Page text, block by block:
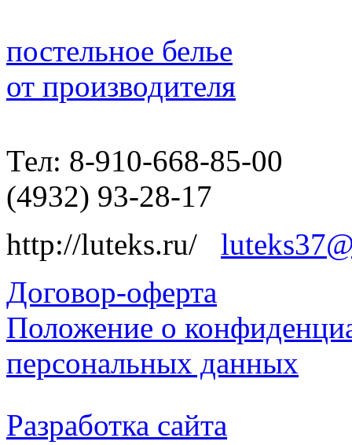
постельное белье
от производителя
Тел: 8-910-668-85-00
(4932) 93-28-17
http://luteks.ru/
Договор-оферта
Положение о
персональных данных
Разработка сайта